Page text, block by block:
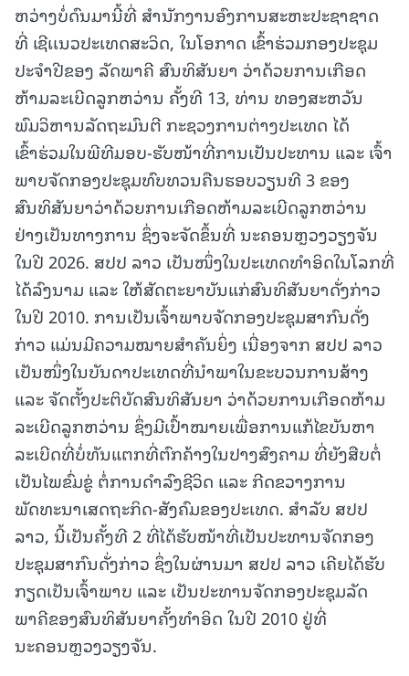
ຫວ່າງບໍ່ດົນມານີ້ທີ່ ສໍານັກງານອົງການສະຫະປະຊາຊາດ
ທີ່ ເຊີເເນວປະເທດສະວິດ, ໃນໂອກາດ ເຂົ້າຮ່ວມກອງປະຊຸມ
ປະຈໍາປີຂອງ ລັດພາຄີ ສົນທິສັນຍາ ວ່າດ້ວຍການເກືອດ
ຫ້າມລະເບີດລູກຫວ່ານ ຄັ້ງທີ 13, ທ່ານ ທອງສະຫວັນ
ພົມວິຫານລັດຖະມົນຕີ ກະຊວງການຕ່າງປະເທດ ໄດ້
ເຂົ້າຮ່ວມໃນພີທີມອບ-ຮັບໜ້າທີ່ການເປັນປະທານ ແລະ ເຈົ້າ
ພາບຈັດກອງປະຊຸມທົບທວນຄືນຮອບວຽນທີ 3 ຂອງ
ສົນທິສັນຍາວ່າດ້ວຍການເກືອດຫ້າມລະເບີດລູກຫວ່ານ
ຢ່າງເປັນທາງການ ຊຶ່ງຈະຈັດຂຶ້ນທີ່ ນະຄອນຫຼວງວຽງຈັນ
ໃນປີ 2026. ສປປ ລາວ ເປັນໜຶ່ງໃນປະເທດທຳອິດໃນໂລກທີ່
ໄດ້ລົງນາມ ແລະ ໃຫ້ສັດຕະຍາບັນແກ່ສົນທິສັນຍາດັ່ງກ່າວ
ໃນປີ 2010. ການເປັນເຈົ້າພາບຈັດກອງປະຊຸມສາກົນດັ່ງ
ກ່າວ ແມ່ນມີຄວາມໝາຍສຳຄັນຍິ່ງ ເນື່ອງຈາກ ສປປ ລາວ
ເປັນໜຶ່ງໃນບັນດາປະເທດທີ່ນໍາພາໃນຂະບວນການສ້າງ
ແລະ ຈັດຕັ້ງປະຕິບັດສົນທິສັນຍາ ວ່າດ້ວຍການເກືອດຫ້າມ
ລະເບີດລູກຫວ່ານ ຊຶ່ງມີເປົ້າໝາຍເພື່ອການແກ້ໄຂບັນຫາ
ລະເບີດທີ່ບໍ່ທັນແຕກທີ່ຕົກຄ້າງໃນປາງສົງຄາມ ທີ່ຍັງສືບຕໍ່
ເປັນໄພຂົ່ມຂູ່ ຕໍ່ການດໍາລົງຊີວິດ ແລະ ກີດຂວາງການ
ພັດທະນາເສດຖະກິດ-ສັງຄົມຂອງປະເທດ. ສໍາລັບ ສປປ
ລາວ, ນີ້ເປັນຄັ້ງທີ 2 ທີ່ໄດ້ຮັບໜ້າທີ່ເປັນປະທານຈັດກອງ
ປະຊຸມສາກົນດັ່ງກ່າວ ຊຶ່ງໃນຜ່ານມາ ສປປ ລາວ ເຄີຍໄດ້ຮັບ
ກຽດເປັນເຈົ້າພາບ ແລະ ເປັນປະທານຈັດກອງປະຊຸມລັດ
ພາຄີຂອງສົນທິສັນຍາຄັ້ງທໍາອິດ ໃນປີ 2010 ຢູ່ທີ່
ນະຄອນຫຼວງວຽງຈັນ.